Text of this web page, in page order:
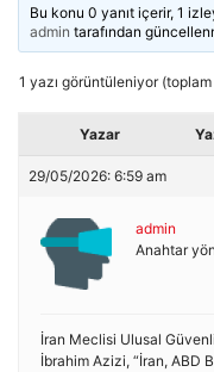
Bu konu 0 yanıt içerir, 1
admin tarafından
1 yazı görüntüleniyor (toplam
Yazar
29/05/2026: 6:59 am
admin
Anahtar
İran Meclisi Ulusal
İbrahim Azizi, “İran, ABD